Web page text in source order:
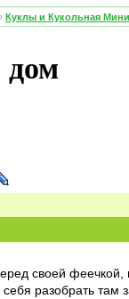
Куклы и Кукольная
своей
себя разобрать